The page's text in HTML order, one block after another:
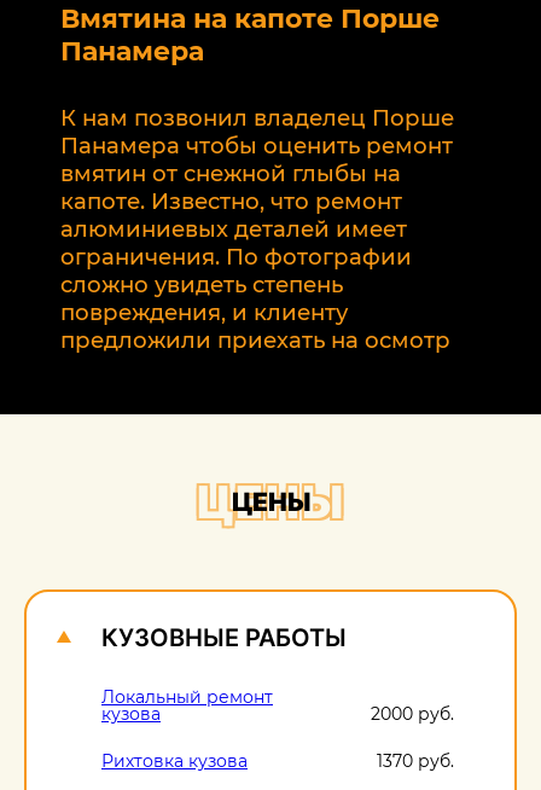
Вмятина на капоте Порше
Панамера
К нам позвонил владелец Порше
Панамера чтобы оценить ремонт
вмятин от снежной глыбы на
капоте. Известно, что ремонт
алюминиевых деталей имеет
ограничения. По фотографии
сложно увидеть степень
повреждения, и клиенту
предложили приехать на осмотр
ЦЕНЫ
ЦЕНЫ
КУЗОВНЫЕ РАБОТЫ
Локальный ремонт
кузова 2000 руб.
Рихтовка кузова 1370 руб.